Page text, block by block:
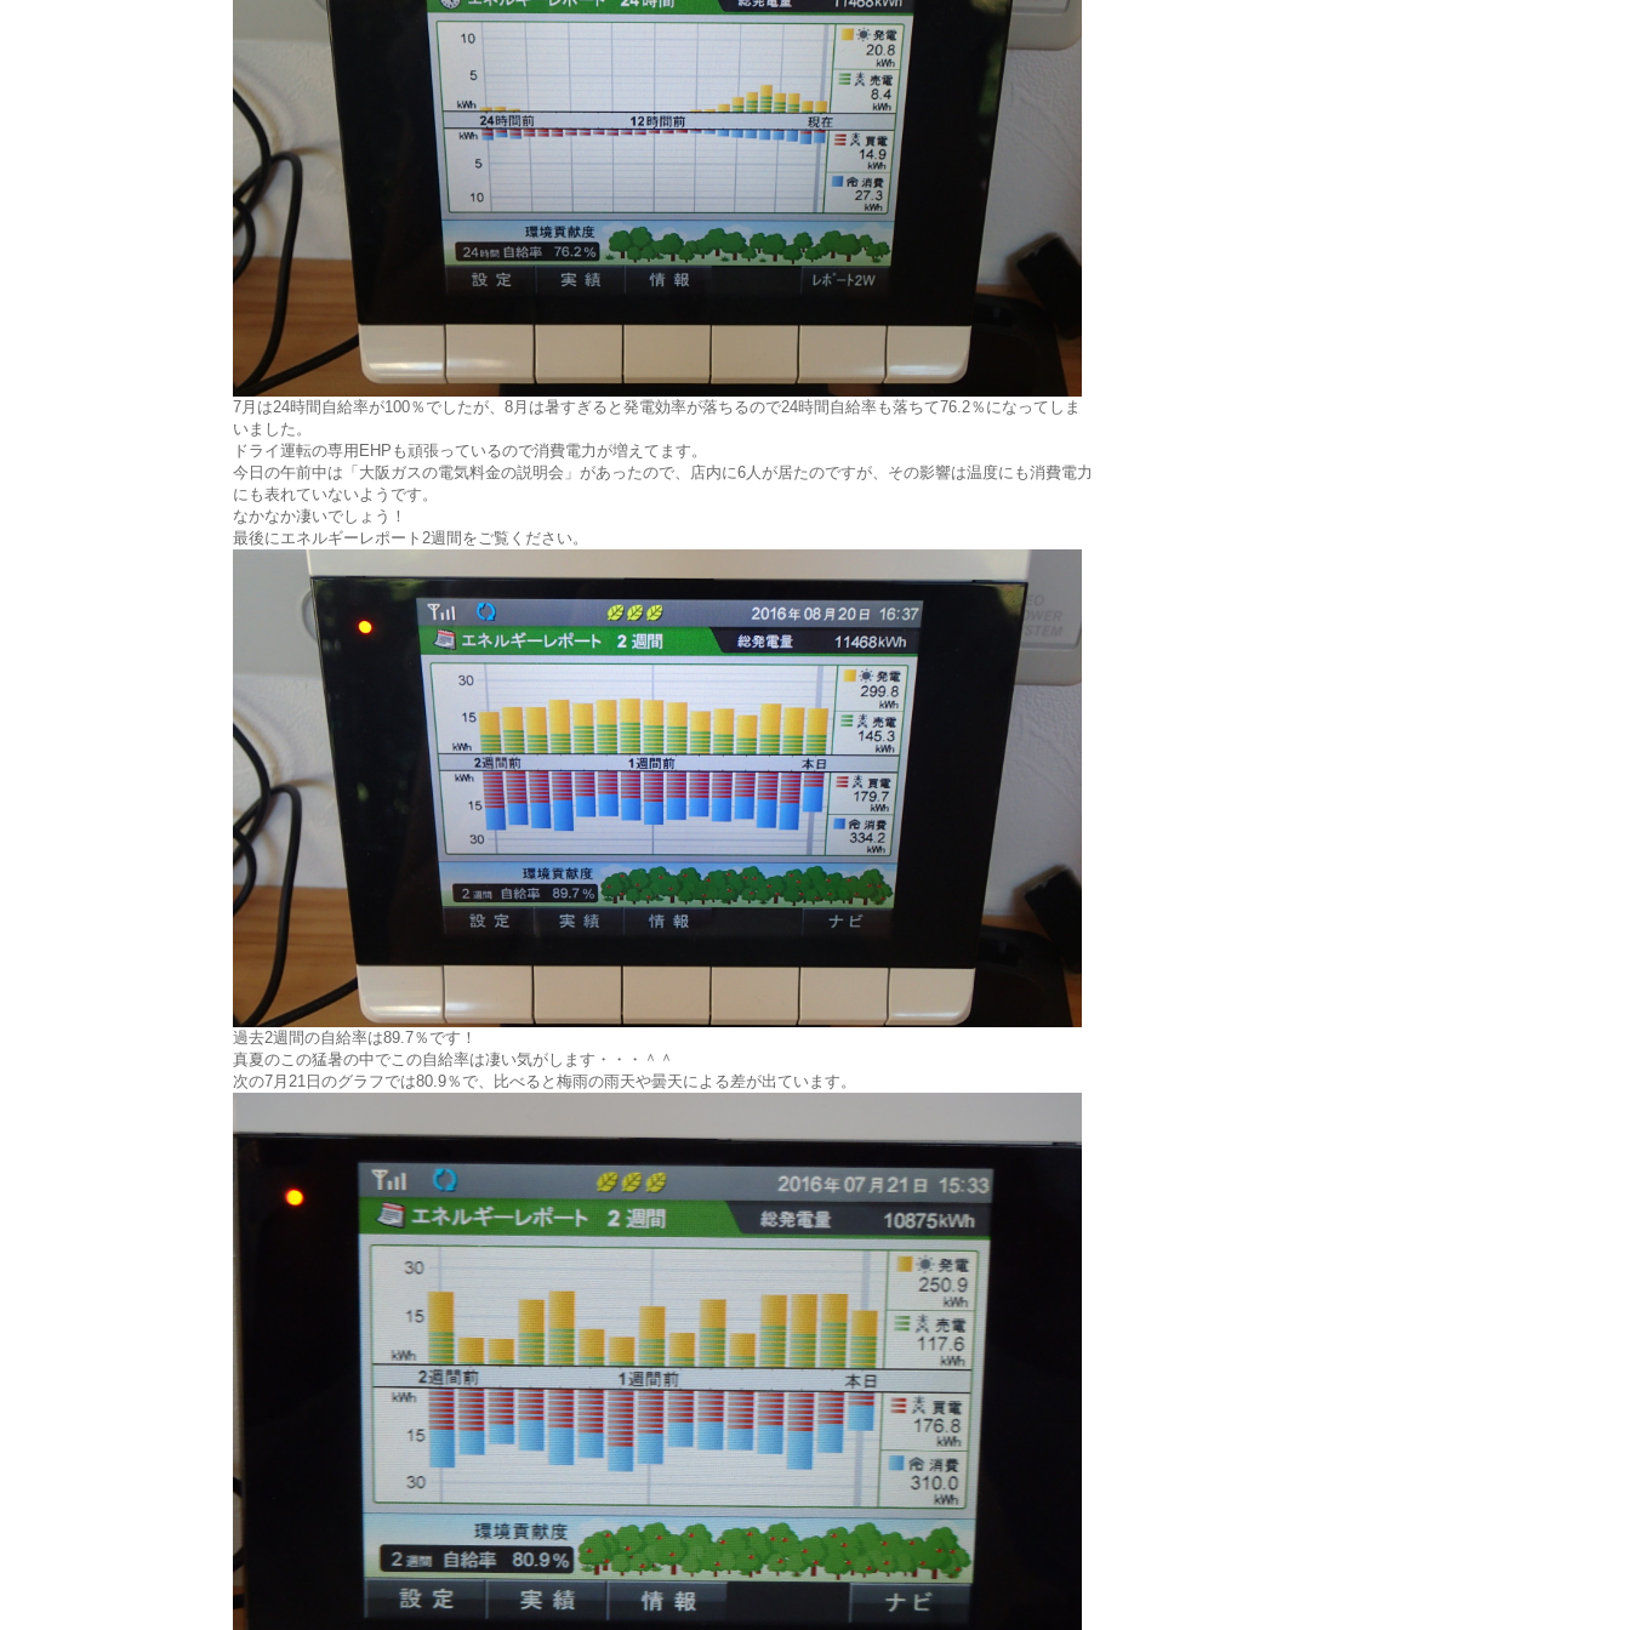
7月は24時間自給率が100％でしたが、8月は暑すぎると発電効率が落ちるので24時間自給率も落ちて76.2％になってしま
いました。
ドライ運転の専用EHPも頑張っているので消費電力が増えてます。
今日の午前中は「大阪ガスの電気料金の説明会」があったので、店内に6人が居たのですが、その影響は温度にも消費電力
にも表れていないようです。
なかなか凄いでしょう！
最後にエネルギーレポート2週間をご覧ください。
過去2週間の自給率は89.7％です！
真夏のこの猛暑の中でこの自給率は凄い気がします・・・＾＾
次の7月21日のグラフでは80.9％で、比べると梅雨の雨天や曇天による差が出ています。